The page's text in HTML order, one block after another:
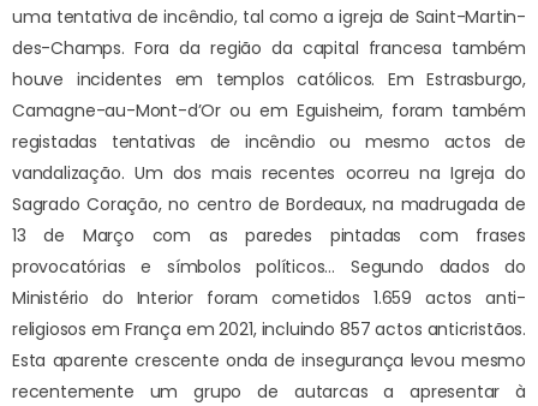
uma tentativa de incêndio, tal como a igreja de Saint-Martin-
des-Champs. Fora da região da capital francesa também
houve incidentes em templos católicos. Em Estrasburgo,
Camagne-au-Mont-d’Or ou em Eguisheim, foram também
registadas tentativas de incêndio ou mesmo actos de
vandalização. Um dos mais recentes ocorreu na Igreja do
Sagrado Coração, no centro de Bordeaux, na madrugada de
13 de Março com as paredes pintadas com frases
provocatórias e símbolos políticos… Segundo dados do
Ministério do Interior foram cometidos 1.659 actos anti-
religiosos em França em 2021, incluindo 857 actos anticristãos.
Esta aparente crescente onda de insegurança levou mesmo
recentemente um grupo de autarcas a apresentar à